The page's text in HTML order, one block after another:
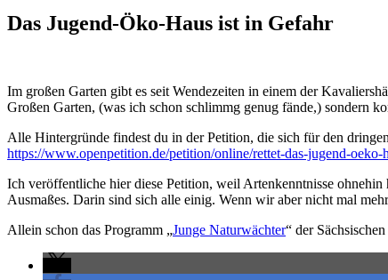
Das Jugend-Öko-Haus ist in Gefahr
Im großen Garten gibt es seit Wendezeiten in einem der
Großen Garten, (was ich schon schlimmg genug fände,) sondern
Alle Hintergründe findest du in der Petition, die sich für den
https://www.openpetition.de/petition/online/rettet-das-jugend-oeko-
Ich veröffentliche hier diese Petition, weil Artenkenntnisse
Ausmaßes. Darin sind sich alle einig. Wenn wir aber nicht mal
Allein schon das Programm „Junge Naturwächter“ der